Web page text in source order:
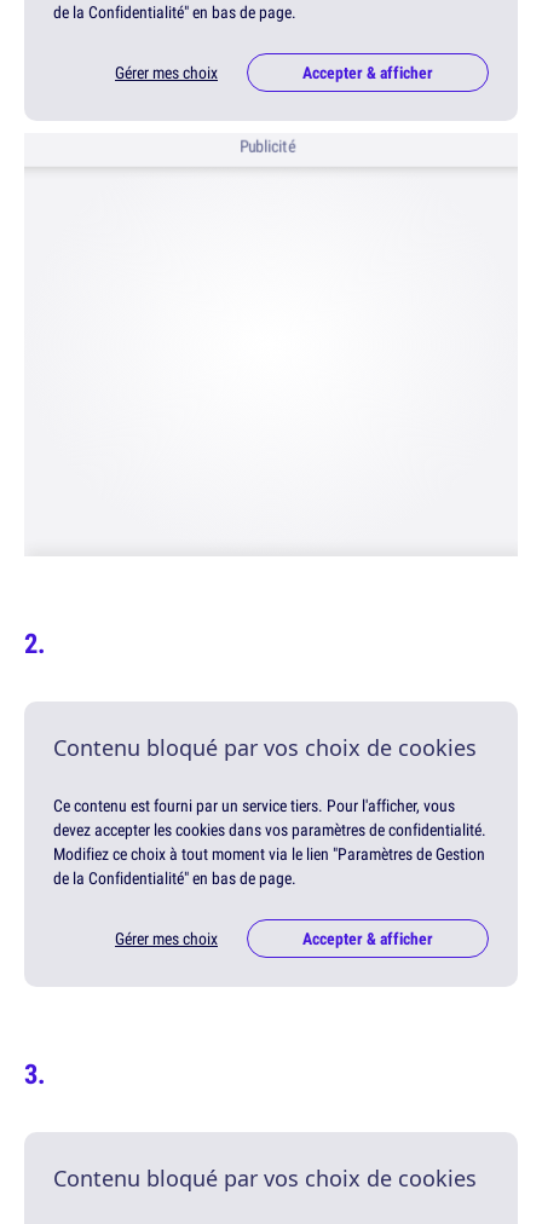
de la Confidentialité" en bas de page.
Gérer mes choix Accepter & afficher
Publicité
Contenu bloqué par vos choix de cookies
Ce contenu est fourni par un service tiers. Pour l'afficher, vous
devez accepter les cookies dans vos paramètres de confidentialité.
Modifiez ce choix à tout moment via le lien "Paramètres de Gestion
de la Confidentialité" en bas de page.
Gérer mes choix Accepter & afficher
Contenu bloqué par vos choix de cookies